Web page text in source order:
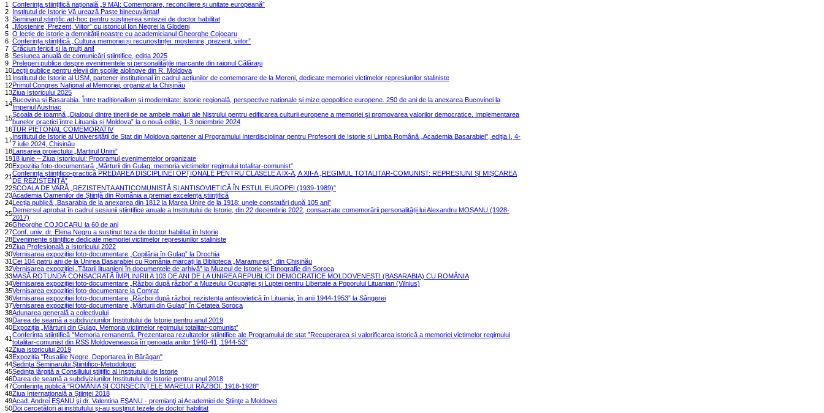
1
Conferința științifică națională „9 MAI: Comemorare, reconciliere și unitate europeană”
2 Institutul de Istorie Vă urează Paște binecuvântat!
3 Seminarul științific ad-hoc pentru susținerea sintezei de doctor habilitat
4
„Moștenire, Prezent, Viitor” cu istoricul Ion Negrei la Glodeni
5 O lecție de istorie a demnității noastre cu academicianul Gheorghe Cojocaru
6 Conferința științifică „Cultura memoriei și recunoștinței: moștenire, prezent, viitor”
7 Crăciun fericit și la mulți ani!
8 Sesiunea anuală de comunicări științifice, ediția 2025
9 Prelegeri publice despre evenimentele și personalitățile marcante din raionul Călărași
10Lecții publice pentru elevii din școlile alolingve din R. Moldova
11 Institutul de Istorie al USM, partener instituțional în cadrul acțiunilor de comemorare de la Mereni, dedicate memoriei victimelor represiunilor staliniste
12Primul Congres Național al Memoriei, organizat la Chișinău
13Ziua Istoricului 2025
14Bucovina și Basarabia. Între tradiționalism și modernitate: istorie regională, perspective naționale și mize geopolitice europene. 250 de ani de la anexarea Bucovinei la
Imperiul Austriac
15Școala de toamnă „Dialogul dintre tinerii de pe ambele maluri ale Nistrului pentru edificarea culturii europene a memoriei și promovarea valorilor democratice. Implementarea
bunelor practici între Lituania și Moldova” la o nouă ediție, 1-3 noiembrie 2024
16TUR PIETONAL COMEMORATIV
17Institutul de Istorie al Universității de Stat din Moldova partener al Programului Interdisciplinar pentru Profesorii de Istorie și Limba Română „Academia Basarabiei", ediția I, 4-
7 iulie 2024, Chișinău
18Lansarea proiectului „Martirul Unirii”
1918 iunie – Ziua Istoricului: Programul evenimentelor organizate
20Expoziția foto-documentară „Mărturii din Gulag: memoria victimelor regimului totalitar-comunist”
21Conferința științifico-practică PREDAREA DISCIPLINEI OPȚIONALE PENTRU CLASELE A IX-A, A XII-A „REGIMUL TOTALITAR-COMUNIST: REPRESIUNI ȘI MIȘCAREA
DE REZISTENȚĂ”
22ȘCOALA DE VARĂ „REZISTENȚA ANTICOMUNISTĂ ȘI ANTISOVIETICĂ ÎN ESTUL EUROPEI (1939-1989)”
23Academia Oamenilor de Știință din România a premiat excelența științifică
24Lecția publică „Basarabia de la anexarea din 1812 la Marea Unire de la 1918: unele constatări după 105 ani”
25Demersul aprobat în cadrul sesiunii științifice anuale a Institutului de Istorie, din 22 decembrie 2022, consacrate comemorării personalității lui Alexandru MOȘANU (1928-
2017)
26Gheorghe COJOCARU la 60 de ani
27Conf. univ. dr. Elena Negru a susținut teza de doctor habilitat în Istorie
28Evenimente științifice dedicate memoriei victimelor represiunilor staliniste
29Ziua Profesională a Istoricului 2022
30Vernisarea expoziției foto-documentare „Copilăria în Gulag” la Drochia
31Cei 104 patru ani de la Unirea Basarabiei cu România marcați la Biblioteca „Maramureș”, din Chișinău
32Vernisarea expoziției „Tătarii lituanieni în documentele de arhivă” la Muzeul de Istorie și Etnografie din Soroca
33MASĂ ROTUNDĂ CONSACRATĂ ÎMPLINIRII A 103 DE ANI DE LA UNIREA REPUBLICII DEMOCRATICE MOLDOVENEȘTI (BASARABIA) CU ROMÂNIA
34Vernisarea expoziției foto-documentare „Război după război” a Muzeului Ocupației și Luptei pentru Libertate a Poporului Lituanian (Vilnius)
35Vernisarea expoziției foto-documentare la Comrat
36Vernisarea expoziției foto-documentare „Război după război: rezistența antisovietică în Lituania, în anii 1944-1953” la Sângerei
37Vernisarea expoziției foto-documentare „Mărturii din Gulag” în Cetatea Soroca
38Adunarea generală a colectivului
39Darea de seamă a subdiviziunilor Institutului de Istorie pentru anul 2019
40Expoziţia „Mărturii din Gulag. Memoria victimelor regimului totalitar-comunist”
41Conferința științifică "Memoria remanentă. Prezentarea rezultatelor științifice ale Programului de stat ”Recuperarea și valorificarea istorică a memoriei victimelor regimului
totalitar-comunist din RSS Moldovenească în perioada anilor 1940-41, 1944-53”
42Ziua istoricului 2019
43Expoziția "Rusaliile Negre. Deportarea în Bărăgan"
44Şedinţa Seminarului Știintifico-Metodologic
45Ședința lărgită a Consiliului știițific al Institutului de Istorie
46Darea de seamă a subdiviziunilor Institutului de Istorie pentru anul 2018
47Conferința publică "ROMÂNIA ȘI CONSECINȚELE MARELUI RĂZBOI, 1918-1928"
48Ziua Internaţională a Ştiinţei 2018
49Acad. Andrei EŞANU şi dr. Valentina EŞANU - premianţi ai Academiei de Ştiinţe a Moldovei
50Doi cercetători ai institutului şi-au susţinut tezele de doctor habilitat